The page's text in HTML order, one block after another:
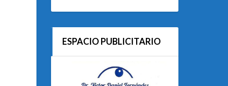
ESPACIO PUBLICITARIO